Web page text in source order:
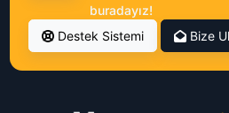
buradayız!
Destek Sistemi
Bize